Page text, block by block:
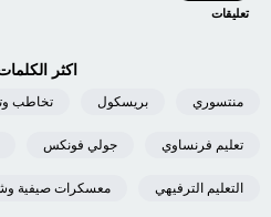
تعليقات
اكثر
منتسوري بريسكول تخاطب
تعليم فرنساوي جولي فونكس
التعليم الترفيهي معسكرات صيفية